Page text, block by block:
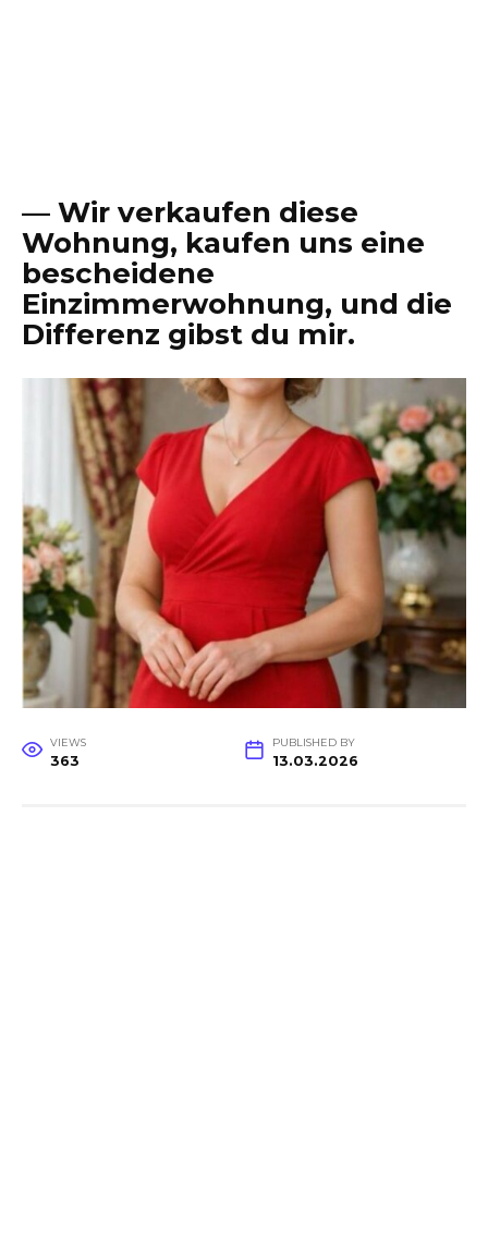
— Wir verkaufen diese
Wohnung, kaufen uns eine
bescheidene
Einzimmerwohnung, und die
Differenz gibst du mir.
VIEWS
363
PUBLISHED BY
13.03.2026